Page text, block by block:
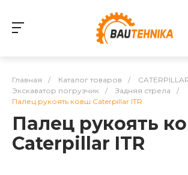
Главная / Каталог товаров /
Экскаватор погрузчик
/ Задняя стрела
/
Палец рукоять ковш Caterpillar ITR
Палец рукоять
Caterpillar ITR